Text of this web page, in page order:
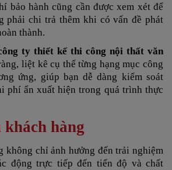
bảo hành cũng cần được xem xét để
phải chi trả thêm khi có vấn đề phát
thành.
ty thiết kế thi công nội thất văn
liệt kê cụ thể từng hạng mục công
ứng, giúp bạn dễ dàng kiểm soát
phí ẩn xuất hiện trong quá trình thực
khách hàng
không chỉ ảnh hưởng đến trải nghiệm
động trực tiếp đến tiến độ và chất